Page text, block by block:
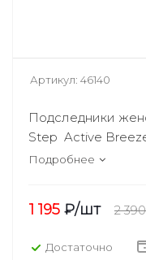
Артикул: 46140
Подследники
Step Active
Подробнее
1 195 ₽/шт 2 390
Достаточно